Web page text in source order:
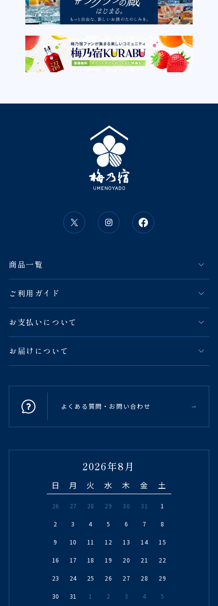
商品一覧
ご利用ガイド
お支払いについて
お届けについて
よくある質問・お問い合わせ
2026年8月
日 月 火 水 木 金 土
26 27 28 29 30 31 1
2 3 4 5 6 7 8
9 10 11 12 13 14 15
16 17 18 19 20 21 22
23 24 25 26 27 28 29
30 31 1 2 3 4 5